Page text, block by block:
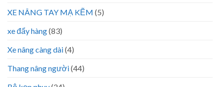
XE NÂNG TAY MẠ KẼM (5)
xe đẩy hàng(83)
Xe nâng càng dài(4)
Thang nâng người(44)